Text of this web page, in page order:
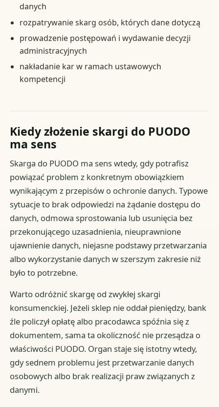
danych
rozpatrywanie skarg osób, których dane dotyczą
prowadzenie postępowań i wydawanie decyzji
administracyjnych
nakładanie kar w ramach ustawowych
kompetencji
Kiedy złożenie skargi do PUODO
ma sens
Skarga do PUODO ma sens wtedy, gdy potrafisz
powiązać problem z konkretnym obowiązkiem
wynikającym z przepisów o ochronie danych. Typowe
sytuacje to brak odpowiedzi na żądanie dostępu do
danych, odmowa sprostowania lub usunięcia bez
przekonującego uzasadnienia, nieuprawnione
ujawnienie danych, niejasne podstawy przetwarzania
albo wykorzystanie danych w szerszym zakresie niż
było to potrzebne.
Warto odróżnić skargę od zwykłej skargi
konsumenckiej. Jeżeli sklep nie oddał pieniędzy, bank
źle policzył opłatę albo pracodawca spóźnia się z
dokumentem, sama ta okoliczność nie przesądza o
właściwości PUODO. Organ staje się istotny wtedy,
gdy sednem problemu jest przetwarzanie danych
osobowych albo brak realizacji praw związanych z
danymi.